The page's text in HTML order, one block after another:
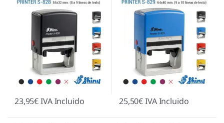
23,95€IVA Incluido 25,50€IVA Incluido